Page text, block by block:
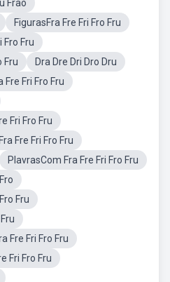
Frao
FigurasFra Fre Fri Fro Fru
Fro Fru
Fru
Dra Dre Dri Dro Dru
Fri Fro Fru
Fri Fro Fru
Fre Fri Fro Fru
PlavrasCom Fra Fre Fri Fro Fru
Fru
Fre Fri Fro Fru
Fri Fro Fru